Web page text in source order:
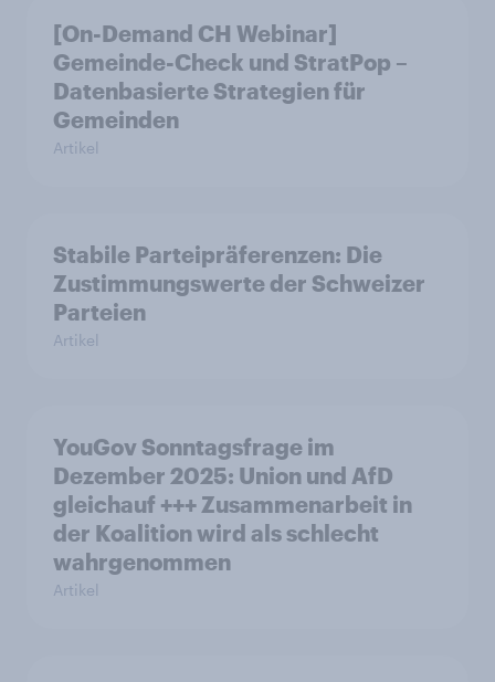
[On-Demand CH Webinar]
Gemeinde-Check und StratPop –
Datenbasierte Strategien für
Gemeinden
Artikel
Stabile Parteipräferenzen: Die
Zustimmungswerte der Schweizer
Parteien
Artikel
YouGov Sonntagsfrage im
Dezember 2025: Union und AfD
gleichauf +++ Zusammenarbeit in
der Koalition wird als schlecht
wahrgenommen
Artikel